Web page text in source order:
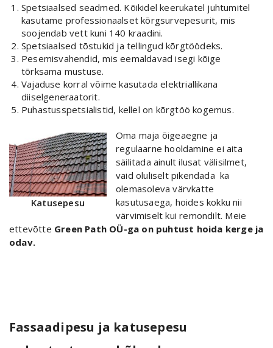
Spetsiaalsed seadmed. Kõikidel keerukatel juhtumitel
kasutame professionaalset kõrgsurvepesurit, mis
soojendab vett kuni 140 kraadini.
Spetsiaalsed tõstukid ja tellingud kõrgtöödeks.
Pesemisvahendid, mis eemaldavad isegi kõige
tõrksama mustuse.
Vajaduse korral võime kasutada elektriallikana
diiselgeneraatorit.
Puhastusspetsialistid, kellel on kõrgtöö kogemus.
Katusepesu
Oma maja õigeaegne ja
regulaarne hooldamine ei aita
säilitada ainult ilusat välisilmet,
vaid oluliselt pikendada ka
olemasoleva värvkatte
kasutusaega, hoides kokku nii
värvimiselt kui remondilt. Meie
ettevõtte Green Path OÜ-ga on puhtust hoida kerge ja
odav.
Fassaadipesu ja katusepesu